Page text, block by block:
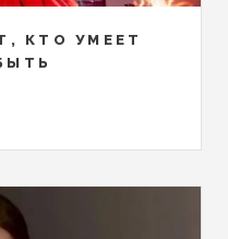
КТО УМЕЕТ